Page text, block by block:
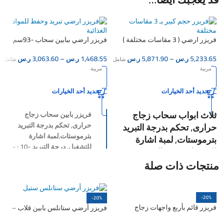
فريزر ارضي ( 3 مقاسات مختلفة )
5,233.65ر.س–
5,871.90ر.سشامل
الضريبة
تحديد أحد الخيارات
ثلاث ابواب سحاب زجاج
حرارى,تحكم بدرجة التبريد
بترموستات,لمبة اشارة
للتشغيل,
15
,تبريد ستاتك,على كفرات,
220 فولت,
فريزر ارضي ببابين سحاب -93سم
1,468.55ر.س–
3,063.60ر.سشامل
الضريبة
تحديد أحد الخيارات
فريزر بابين سحاب زجاج
حرارى, تحكم بدرجة التبريد
بترموستات,لمبة اشارة
للتشغيل, درجة التبريد -10 : -
المقاس : 93×55×85 سم
منتجات ذات صلة
-20%
فريزر قائم بأربع واجهات زجاج
-20%
فريزر أرضي ستانلس بابين قلاب –